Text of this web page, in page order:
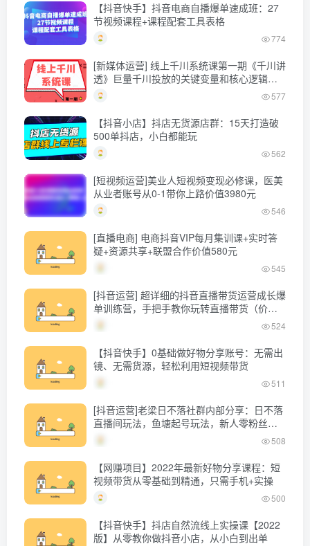
【抖音快手】抖音电商自播爆单速成班：27
节视频课程+课程配套工具表格
774
[新媒体运营] 线上千川系统课第一期《千川讲
透》巨量千川投放的关键变量和核心逻辑，
更新至第六节
577
【抖音小店】抖店无货源店群：15天打造破
500单抖店，小白都能玩
562
[短视频运营]美业人短视频变现必修课，医美
从业者账号从0-1带你上路价值3980元
546
[直播电商] 电商抖音VIP每月集训课+实时答
疑+资源共享+联盟合作价值580元
545
[抖音运营] 超详细的抖音直播带货运营成长爆
单训练营，手把手教你玩转直播带货（价值
4980元）
524
【抖音快手】0基础做好物分享账号：无需出
镜、无需货源，轻松利用短视频带货
511
[抖音运营]老梁日不落社群内部分享：日不落
直播间玩法，鱼塘起号玩法，新人零粉丝平
播起号
508
【网赚项目】2022年最新好物分享课程：短
视频带货从零基础到精通，只需手机+实操
500
【抖音快手】抖店自然流线上实操课【2022
版】从零教你做抖音小店，从小白到出单